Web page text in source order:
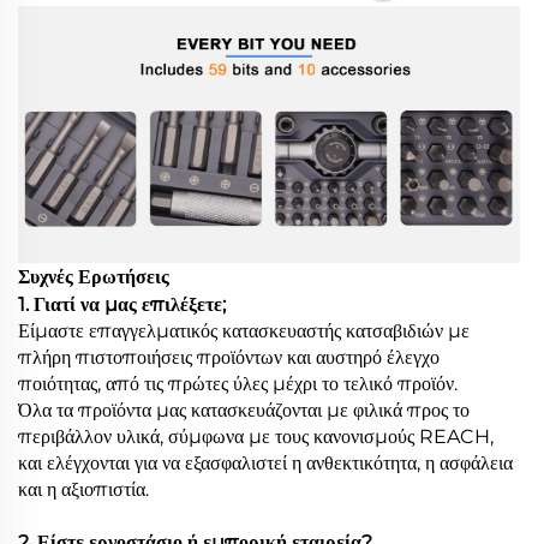
Συχνές Ερωτήσεις
1. Γιατί να μας επιλέξετε;
Είμαστε επαγγελματικός κατασκευαστής κατσαβιδιών με
πλήρη πιστοποιήσεις προϊόντων και αυστηρό έλεγχο
ποιότητας, από τις πρώτες ύλες μέχρι το τελικό προϊόν.
Όλα τα προϊόντα μας κατασκευάζονται με φιλικά προς το
περιβάλλον υλικά, σύμφωνα με τους κανονισμούς REACH,
και ελέγχονται για να εξασφαλιστεί η ανθεκτικότητα, η ασφάλεια
και η αξιοπιστία.